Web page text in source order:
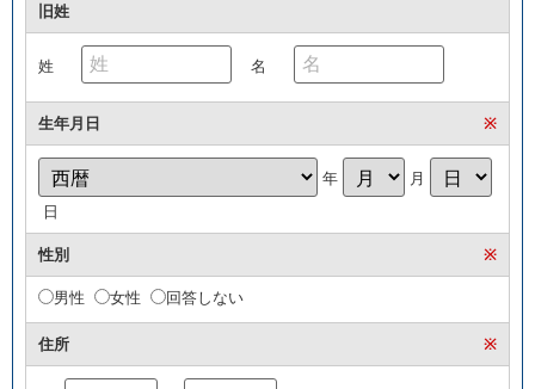
旧姓
姓 名
生年月日 ※
年
月
日
性別 ※
男性 女性 回答しない
住所 ※